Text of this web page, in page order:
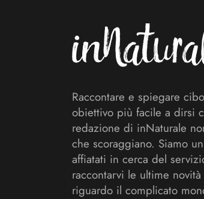
Raccontare e spiegare
obiettivo più facile a dirsi
redazione di inNaturale
che scoraggiano. Siamo
affiatati in cerca del
raccontarvi le ultime
riguardo il complicato